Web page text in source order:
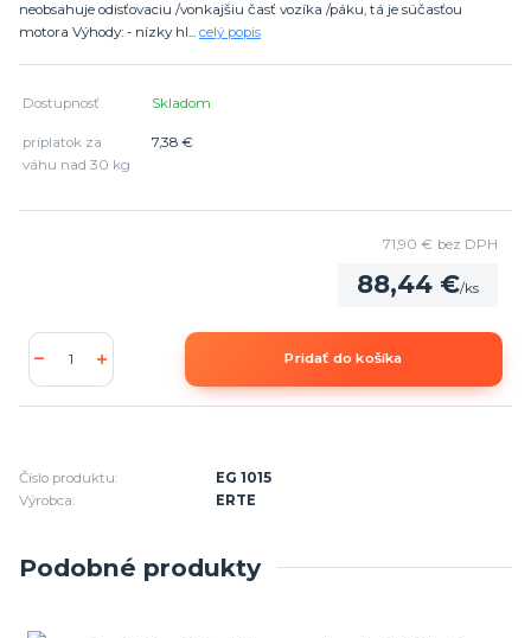
neobsahuje odisťovaciu /vonkajšiu časť vozíka /páku, tá je súčasťou
motora Výhody: - nízky hl... celý popis
Dostupnosť Skladom
príplatok za
váhu nad 30 kg
7,38 €
88,44 €/ks
71,90 € bez DPH
Pridať do košíka
Číslo produktu:
EG 1015
Výrobca:
ERTE
Podobné produkty